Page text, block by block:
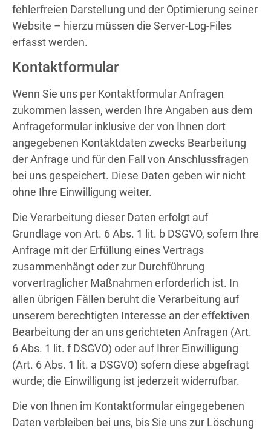
fehlerfreien Darstellung und der Optimierung seiner
Website – hierzu müssen die Server-Log-Files
erfasst werden.
Kontaktformular
Wenn Sie uns per Kontaktformular Anfragen
zukommen lassen, werden Ihre Angaben aus dem
Anfrageformular inklusive der von Ihnen dort
angegebenen Kontaktdaten zwecks Bearbeitung
der Anfrage und für den Fall von Anschlussfragen
bei uns gespeichert. Diese Daten geben wir nicht
ohne Ihre Einwilligung weiter.
Die Verarbeitung dieser Daten erfolgt auf
Grundlage von Art. 6 Abs. 1 lit. b DSGVO, sofern Ihre
Anfrage mit der Erfüllung eines Vertrags
zusammenhängt oder zur Durchführung
vorvertraglicher Maßnahmen erforderlich ist. In
allen übrigen Fällen beruht die Verarbeitung auf
unserem berechtigten Interesse an der effektiven
Bearbeitung der an uns gerichteten Anfragen (Art.
6 Abs. 1 lit. f DSGVO) oder auf Ihrer Einwilligung
(Art. 6 Abs. 1 lit. a DSGVO) sofern diese abgefragt
wurde; die Einwilligung ist jederzeit widerrufbar.
Die von Ihnen im Kontaktformular eingegebenen
Daten verbleiben bei uns, bis Sie uns zur Löschung